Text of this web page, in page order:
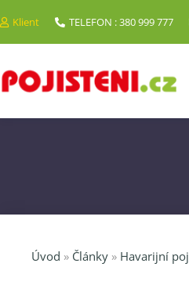
Klient TELEFON : 380 999 777
Úvod » Články » Havarijní